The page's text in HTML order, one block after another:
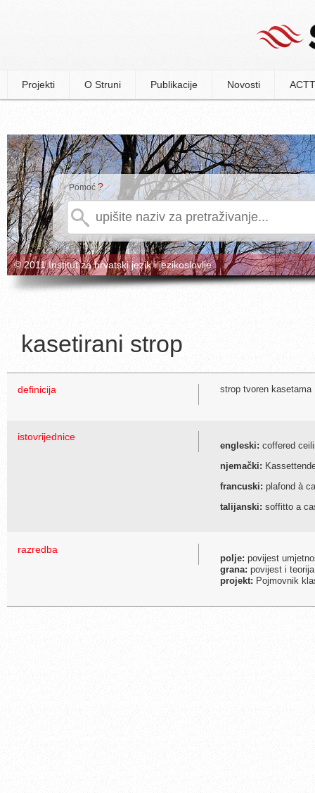
Projekti O Struni Publikacije Novosti
Pomoć ?
© 2011 Institut za hrvatski jezik i jezikoslovlje
kasetirani strop
definicija strop tvoren kasetama
istovrijednice
engleski: coffered
njemački:
francuski: plafond à
talijanski: soffitto a
razredba
polje: povijest
grana: povijest i
projekt: Pojmovnik